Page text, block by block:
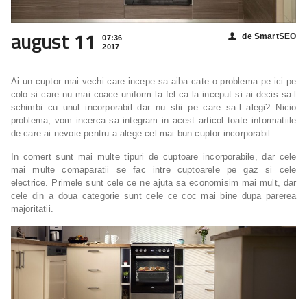
august 11
07:36
2017
👤 de SmartSEO
Ai un cuptor mai vechi care incepe sa aiba cate o problema pe ici pe
colo si care nu mai coace uniform la fel ca la inceput si ai decis sa-l
schimbi cu unul incorporabil dar nu stii pe care sa-l alegi? Nicio
problema, vom incerca sa integram in acest articol toate informatiile
de care ai nevoie pentru a alege cel mai bun cuptor incorporabil.
In comert sunt mai multe tipuri de cuptoare incorporabile, dar cele
mai multe comaparatii se fac intre cuptoarele pe gaz si cele
electrice. Primele sunt cele ce ne ajuta sa economisim mai mult, dar
cele din a doua categorie sunt cele ce coc mai bine dupa parerea
majoritatii.